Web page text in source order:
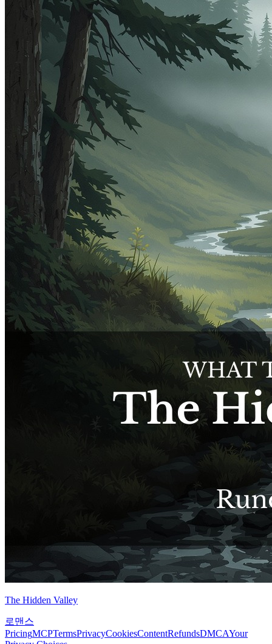
The Hidden Valley
로맨스
PricingMCPTermsPrivacyCookiesContentRefundsDMCAYour